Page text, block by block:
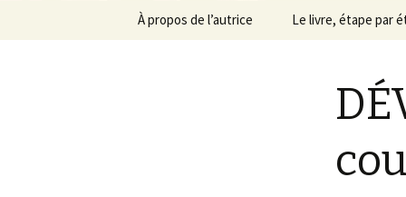
Aller
À propos de l’autrice Le livre, étape par